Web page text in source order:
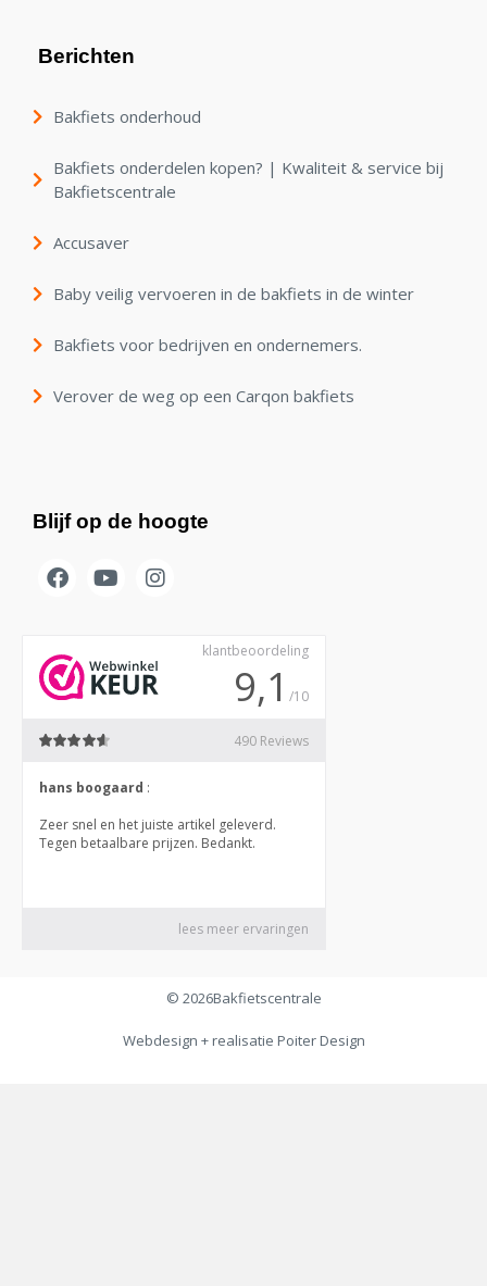
Berichten
Bakfiets onderhoud
Bakfiets onderdelen kopen? | Kwaliteit & service bij
Bakfietscentrale
Accusaver
Baby veilig vervoeren in de bakfiets in de winter
Bakfiets voor bedrijven en ondernemers.
Verover de weg op een Carqon bakfiets
Blijf op de hoogte
© 2026Bakfietscentrale
Webdesign + realisatie Poiter Design